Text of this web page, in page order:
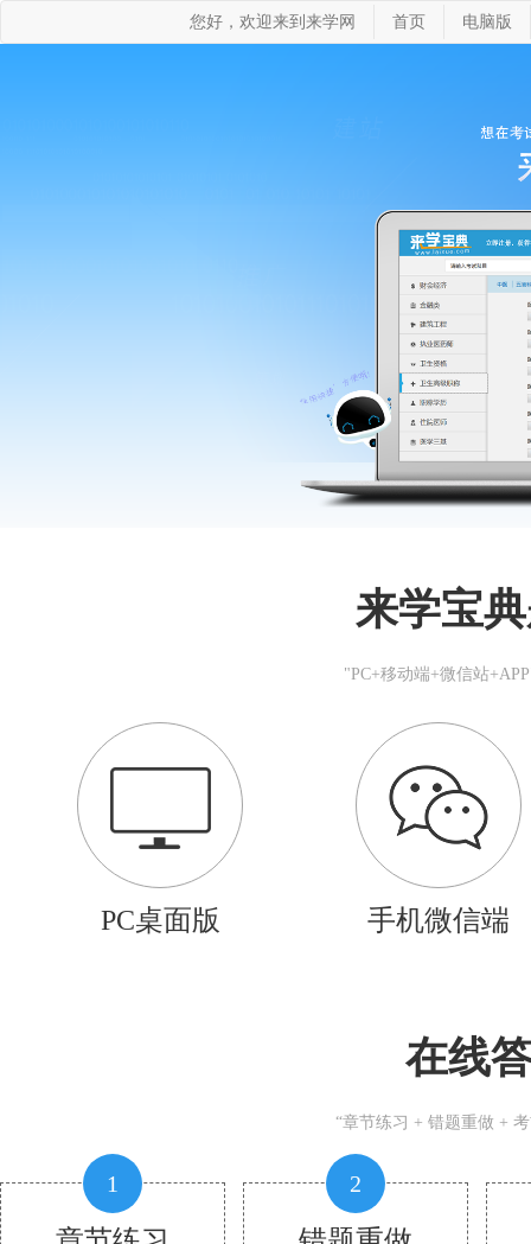
您好，欢迎来到来学网 首页 电脑版
来学宝
"PC+移动端+微信站
PC桌面版 手机微信端
在线
“章节练习 + 错题重做 +
1 2